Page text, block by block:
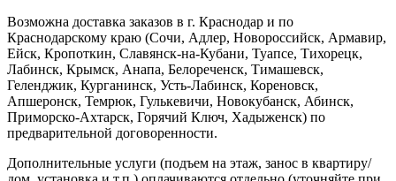
Возможна доставка заказов в г. Краснодар и по
Краснодарскому краю (Сочи, Адлер, Новороссийск, Армавир,
Ейск, Кропоткин, Славянск-на-Кубани, Туапсе, Тихорецк,
Лабинск, Крымск, Анапа, Белореченск, Тимашевск,
Геленджик, Курганинск, Усть-Лабинск, Кореновск,
Апшеронск, Темрюк, Гулькевичи, Новокубанск, Абинск,
Приморско-Ахтарск, Горячий Ключ, Хадыженск) по
предварительной договоренности.
Дополнительные услуги (подъем на этаж, занос в квартиру/